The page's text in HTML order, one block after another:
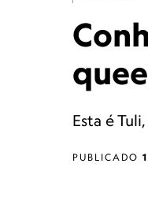
Esta é
PUBLICADO